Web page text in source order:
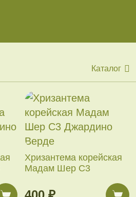
Каталог
Хризантема корейская
Мадам Шер С3